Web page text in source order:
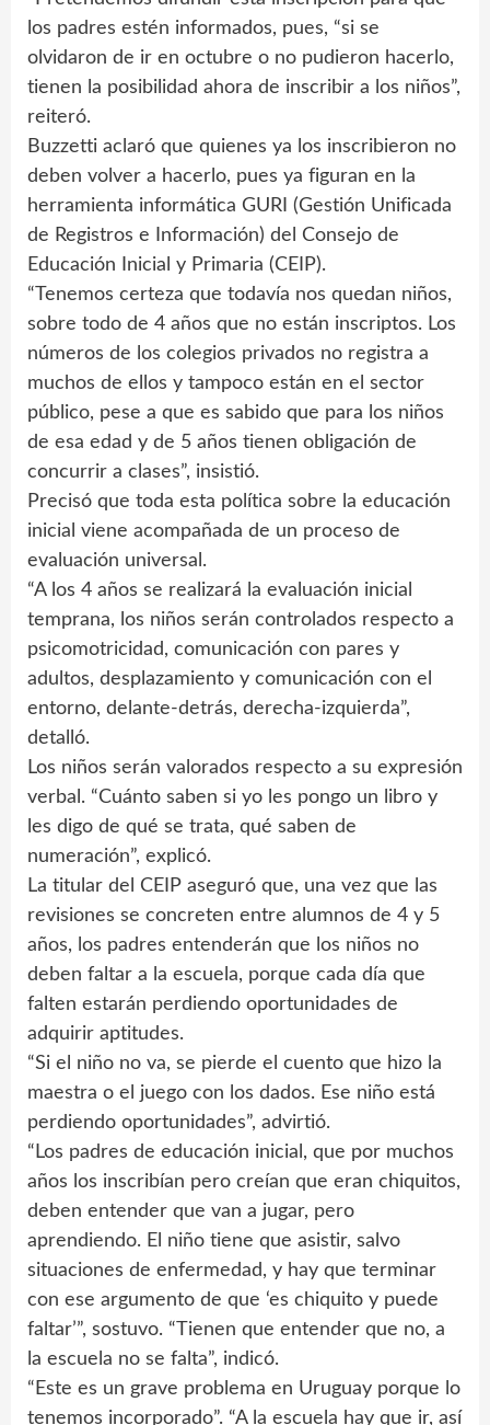
los padres estén informados, pues, “si se
olvidaron de ir en octubre o no pudieron hacerlo,
tienen la posibilidad ahora de inscribir a los niños”,
reiteró.
Buzzetti aclaró que quienes ya los inscribieron no
deben volver a hacerlo, pues ya figuran en la
herramienta informática GURI (Gestión Unificada
de Registros e Información) del Consejo de
Educación Inicial y Primaria (CEIP).
“Tenemos certeza que todavía nos quedan niños,
sobre todo de 4 años que no están inscriptos. Los
números de los colegios privados no registra a
muchos de ellos y tampoco están en el sector
público, pese a que es sabido que para los niños
de esa edad y de 5 años tienen obligación de
concurrir a clases”, insistió.
Precisó que toda esta política sobre la educación
inicial viene acompañada de un proceso de
evaluación universal.
“A los 4 años se realizará la evaluación inicial
temprana, los niños serán controlados respecto a
psicomotricidad, comunicación con pares y
adultos, desplazamiento y comunicación con el
entorno, delante-detrás, derecha-izquierda”,
detalló.
Los niños serán valorados respecto a su expresión
verbal. “Cuánto saben si yo les pongo un libro y
les digo de qué se trata, qué saben de
numeración”, explicó.
La titular del CEIP aseguró que, una vez que las
revisiones se concreten entre alumnos de 4 y 5
años, los padres entenderán que los niños no
deben faltar a la escuela, porque cada día que
falten estarán perdiendo oportunidades de
adquirir aptitudes.
“Si el niño no va, se pierde el cuento que hizo la
maestra o el juego con los dados. Ese niño está
perdiendo oportunidades”, advirtió.
“Los padres de educación inicial, que por muchos
años los inscribían pero creían que eran chiquitos,
deben entender que van a jugar, pero
aprendiendo. El niño tiene que asistir, salvo
situaciones de enfermedad, y hay que terminar
con ese argumento de que ‘es chiquito y puede
faltar’”, sostuvo. “Tienen que entender que no, a
la escuela no se falta”, indicó.
“Este es un grave problema en Uruguay porque lo
tenemos incorporado”. “A la escuela hay que ir, así